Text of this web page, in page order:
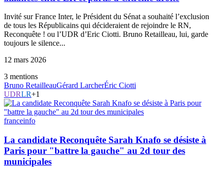
Invité sur France Inter, le Président du Sénat a souhaité l’exclusion
de tous les Républicains qui décideraient de rejoindre le RN,
Reconquête ! ou l’UDR d’Eric Ciotti. Bruno Retailleau, lui, garde
toujours le silence...
12 mars 2026
3 mentions
Bruno RetailleauGérard LarcherÉric Ciotti
UDRLR+1
franceinfo
La candidate Reconquête Sarah Knafo se désiste à
Paris pour "battre la gauche" au 2d tour des
municipales